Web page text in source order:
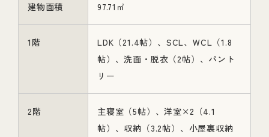
建物面積 97.71㎡
1階
LDK（21.4帖）、SCL、WCL（1.8
帖）、洗面・脱衣（2帖）、パント
リー
2階
主寝室（5帖）、洋室×2（4.1
帖）、収納（3.2帖）、小屋裏収納